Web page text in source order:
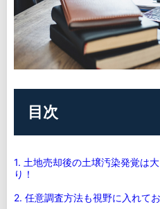
目次
1. 土地売却後の土壌汚染発覚は
り！
2. 任意調査方法も視野に入れて